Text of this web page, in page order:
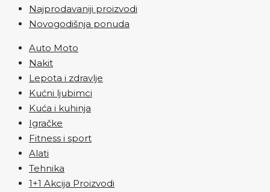
Najprodavaniji proizvodi
Novogodišnja ponuda
Auto Moto
Nakit
Lepota i zdravlje
Kućni ljubimci
Kuća i kuhinja
Igračke
Fitness i sport
Alati
Tehnika
1+1 Akcija Proizvodi